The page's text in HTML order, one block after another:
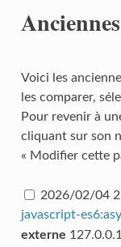
Voici les
les comparer,
Pour revenir à
cliquant sur son
« Modifier cette
2026/02/04
javascript-
externe